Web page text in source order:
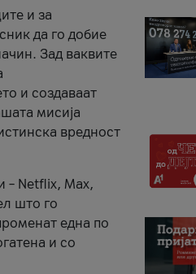
и за
да го добие
Зад ваквите
и создаваат
мисија
вредност
– Netflix, Max,
што го
една по
и со